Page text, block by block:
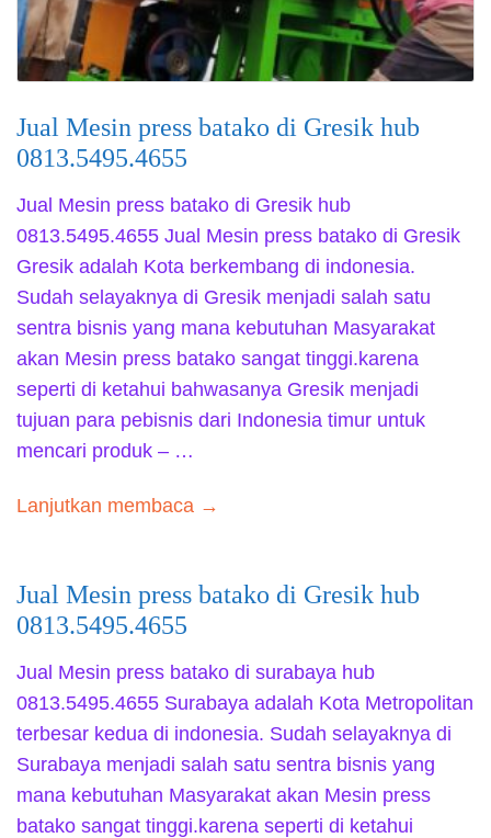
Jual Mesin press batako di Gresik hub
0813.5495.4655
Jual Mesin press batako di Gresik hub
0813.5495.4655 Jual Mesin press batako di Gresik
Gresik adalah Kota berkembang di indonesia.
Sudah selayaknya di Gresik menjadi salah satu
sentra bisnis yang mana kebutuhan Masyarakat
akan Mesin press batako sangat tinggi.karena
seperti di ketahui bahwasanya Gresik menjadi
tujuan para pebisnis dari Indonesia timur untuk
mencari produk – …
Lanjutkan membaca →
Jual Mesin press batako di Gresik hub
0813.5495.4655
Jual Mesin press batako di surabaya hub
0813.5495.4655 Surabaya adalah Kota Metropolitan
terbesar kedua di indonesia. Sudah selayaknya di
Surabaya menjadi salah satu sentra bisnis yang
mana kebutuhan Masyarakat akan Mesin press
batako sangat tinggi.karena seperti di ketahui